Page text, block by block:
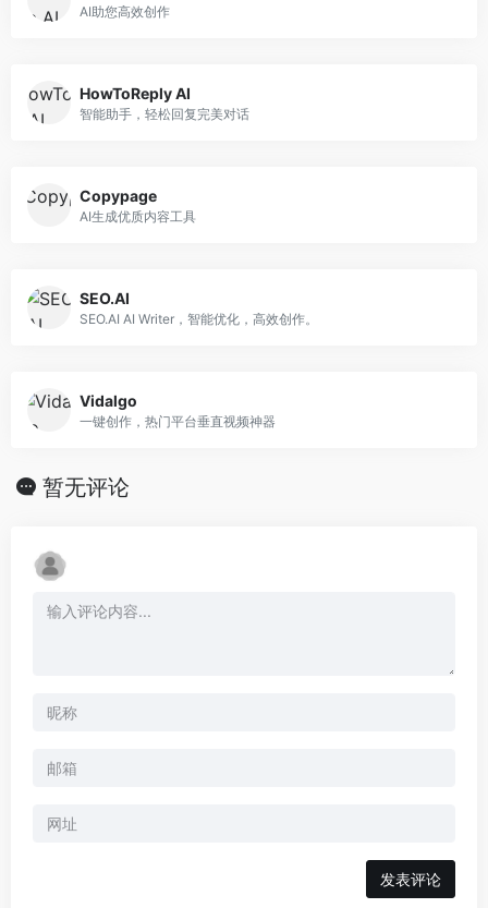
AI助您高效创作
HowToReply AI
智能助手，轻松回复完美对话
Copypage
AI生成优质内容工具
SEO.AI
SEO.AI AI Writer，智能优化，高效创作。
Vidalgo
一键创作，热门平台垂直视频神器
暂无评论
发表评论